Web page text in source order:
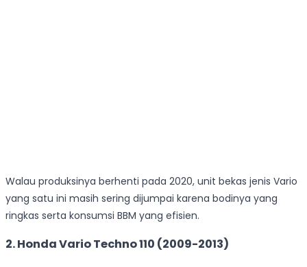
Walau produksinya berhenti pada 2020, unit bekas jenis Vario
yang satu ini masih sering dijumpai karena bodinya yang
ringkas serta konsumsi BBM yang efisien.
2.Honda Vario Techno 110 (2009-2013)